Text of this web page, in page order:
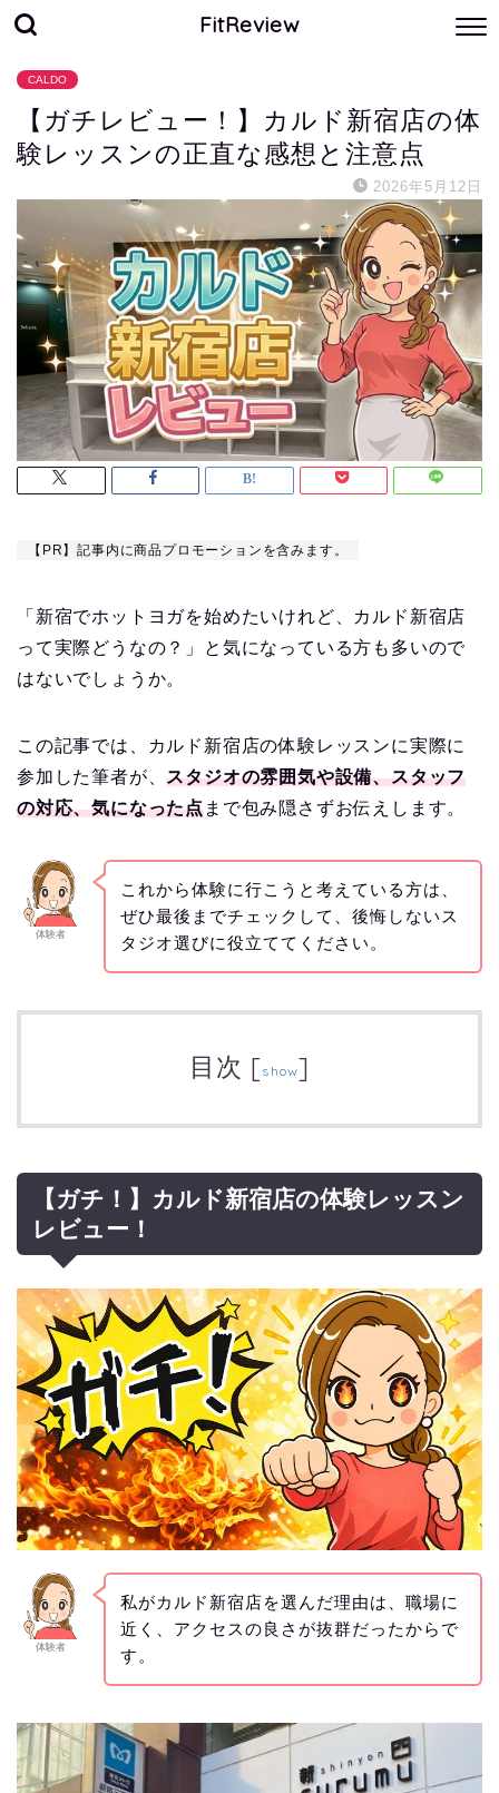
FitReview
CALDO
【ガチレビュー！】カルド新宿店の体
験レッスンの正直な感想と注意点
2026年5月12日
【PR】記事内に商品プロモーションを含みます。
「新宿でホットヨガを始めたいけれど、カルド新宿店
って実際どうなの？」と気になっている方も多いので
はないでしょうか。
この記事では、カルド新宿店の体験レッスンに実際に
参加した筆者が、スタジオの雰囲気や設備、スタッフ
の対応、気になった点まで包み隠さずお伝えします。
体験者
これから体験に行こうと考えている方は、
ぜひ最後までチェックして、後悔しないス
タジオ選びに役立ててください。
目次 [show]
【ガチ！】カルド新宿店の体験レッスン
レビュー！
体験者
私がカルド新宿店を選んだ理由は、職場に
近く、アクセスの良さが抜群だったからで
す。